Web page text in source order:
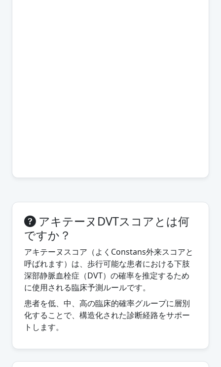
アキテーヌDVTスコアとは何
ですか？
アキテーヌスコア（よくConstans外来スコアと
呼ばれます）は、歩行可能な患者における下肢
深部静脈血栓症（DVT）の確率を推定するため
に使用される臨床予測ルールです。
患者を低、中、高の臨床的確率グループに層別
化することで、構造化された診断経路をサポー
トします。